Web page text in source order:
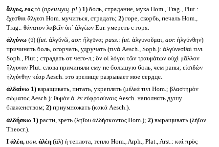
ἄλγος, εοςτό (преимущ. pl. ) 1)боль, страдание, мука Hom., Trag., Plut.:
ἔχεσθαι ἄλγεσι Hom. мучиться, страдать; 2)горе, скорбь, печаль Hom.,
Trag.: θάνατον λαβεῖν ὑπ᾽ ἀλγέων Eur. умереть с горя.
ἀλγύνω (ῡ) (fut. ἀλγῠνῶ, aor. ἤλγῡνα; pass.: fut. ἀλγυνοῦμαι, aor. ἠλγύνθην)
причинять боль, огорчать, удручать (τινά Aesch., Soph.): ἀλγύνεσθαί τινι
Soph., Plut.; страдать от чего-л.; ὃν οἱ λόγοι τῶν τραυμάτων οὐχὶ μᾶλλον
ἤλγυναν Plut. слова причиняли ему не большую боль, чем раны; εἰσιδὼν
ἠλγύνθην κέαρ Aesch. это зрелище разрывает мое сердце.
ἀλδαίνω 1)взращивать, питать, укреплять (μέλεά τινι Hom.; βλαστημὸν
σώματος Aesch.): θυμὸν ἀ. ἐν εὐφροσύναις Aesch. наполнять душу
блаженством; 2)приумножать (κακά Aesch.).
ἀλδήσκω 1)расти, зреть (ληΐου ἀλδήσκοντος Hom.); 2)выращивать (λήϊον
Theocr.).
I ἀλέα, ион. ἀλέη(ᾰλ) ἡ теплота, тепло Hom., Arph., Plat., Arst.: καὶ πρὸς